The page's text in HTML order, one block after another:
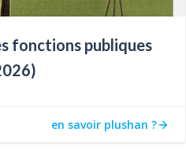
fonctions publiques
en savoir plushan ?